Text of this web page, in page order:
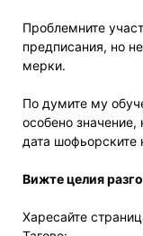
Проблемните
предписания, но
мерки.
По думите му
особено
дата шофьорските
Вижте целия
Харесайте